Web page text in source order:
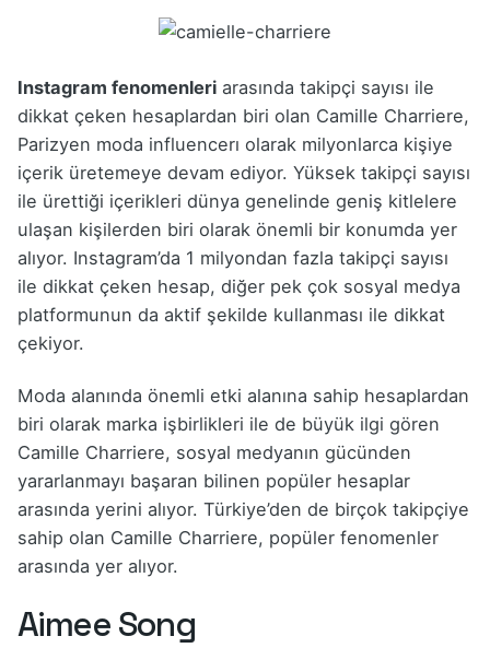
Instagram fenomenleri arasında takipçi sayısı ile
dikkat çeken hesaplardan biri olan Camille Charriere,
Parizyen moda influencerı olarak milyonlarca kişiye
içerik üretemeye devam ediyor. Yüksek takipçi sayısı
ile ürettiği içerikleri dünya genelinde geniş kitlelere
ulaşan kişilerden biri olarak önemli bir konumda yer
alıyor. Instagram’da 1 milyondan fazla takipçi sayısı
ile dikkat çeken hesap, diğer pek çok sosyal medya
platformunun da aktif şekilde kullanması ile dikkat
çekiyor.
Moda alanında önemli etki alanına sahip hesaplardan
biri olarak marka işbirlikleri ile de büyük ilgi gören
Camille Charriere, sosyal medyanın gücünden
yararlanmayı başaran bilinen popüler hesaplar
arasında yerini alıyor. Türkiye’den de birçok takipçiye
sahip olan Camille Charriere, popüler fenomenler
arasında yer alıyor.
Aimee Song